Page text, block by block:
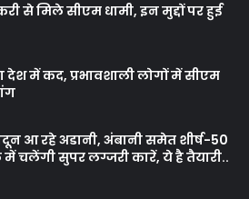
से मिले सीएम धामी, इन मुद्दों पर हुई
देश में कद, प्रभावशाली लोगों में सीएम
आ रहे अडानी, अंबानी समेत शीर्ष-50
में चलेंगी सुपर लग्जरी कारें, ये है तैयारी..